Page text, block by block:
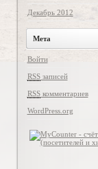
Декабрь 2012
Мета
Войти
RSSзаписей
RSSкомментариев
WordPress.org